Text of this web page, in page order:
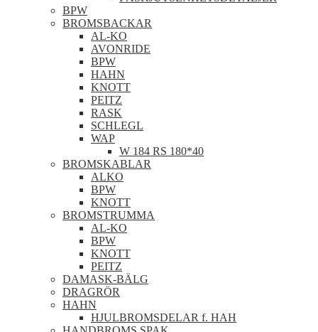
BPW
BROMSBACKAR
AL-KO
AVONRIDE
BPW
HAHN
KNOTT
PEITZ
RASK
SCHLEGL
WAP
W 184 RS 180*40
BROMSKABLAR
ALKO
BPW
KNOTT
BROMSTRUMMA
AL-KO
BPW
KNOTT
PEITZ
DAMASK-BÄLG
DRAGRÖR
HAHN
HJULBROMSDELAR f. HAH